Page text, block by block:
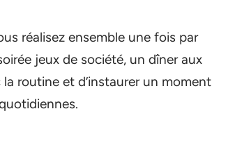
réalisez ensemble une fois par
jeux de société, un dîner aux
routine et d’instaurer un moment